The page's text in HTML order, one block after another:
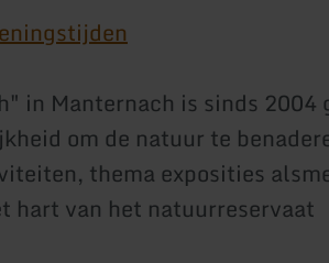
in Manternach is sinds 2004
om de natuur te
thema exposities
hart van het natuurreservaat